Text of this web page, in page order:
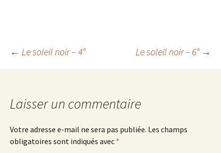
Navigation
articles
← Le soleil noir – 4° Le soleil noir – 6° →
Laisser un commentaire
Votre adresse e-mail ne sera pas publiée. Les champs
obligatoires sont indiqués avec *